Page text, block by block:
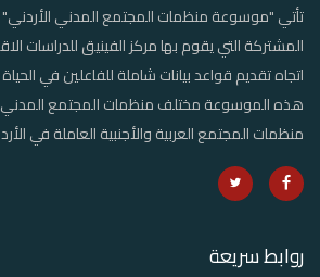
تأتي "موسوعة منظمات المجتمع المدني الأردني"
المشتركة التي يقوم بها مركز الفينيق للدراسات
اتجاه تقديم قواعد بيانات شاملة للفاعلين في
هذه الموسوعة مختلف منظمات المجتمع المدني
منظمات المجتمع العربية والأجنبية العاملة في
روابط سريعة